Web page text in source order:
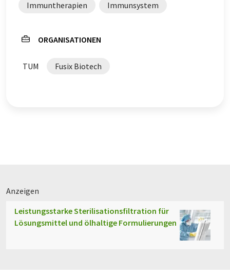
Immuntherapien Immunsystem
ORGANISATIONEN
TUM Fusix Biotech
Anzeigen
Leistungsstarke Sterilisationsfiltration für
Lösungsmittel und ölhaltige Formulierungen